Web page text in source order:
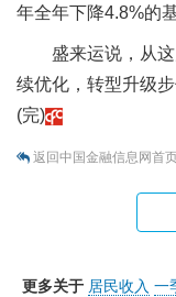
年全年下降4.8%的
盛来运说，从
续优化，转型升级
(完)
返回中国金融信息网首
更多关于 居民收入 一